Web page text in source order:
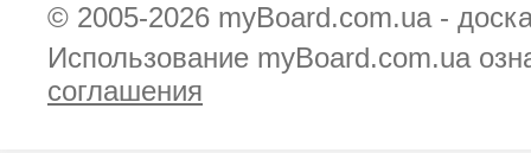
© 2005-2026 myBoard.com.ua -
Использование myBoard.com.ua
соглашения